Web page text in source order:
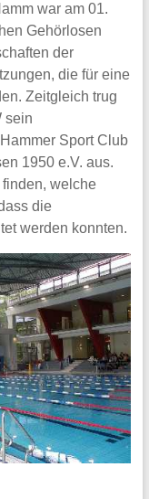
war am 01.
Gehörlosen
der
die für eine
Zeitgleich trug
sein
Sport Club
1950 e.V. aus.
welche
die
werden konnten.